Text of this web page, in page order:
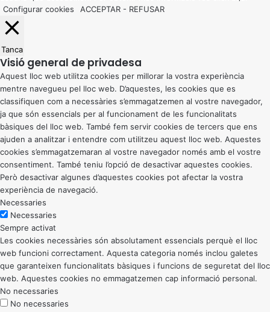
Configurar cookies
ACCEPTAR - REFUSAR
Tanca
Visió general de privadesa
Aquest lloc web utilitza cookies per millorar la vostra experiència
mentre navegueu pel lloc web. D’aquestes, les cookies que es
classifiquen com a necessàries s’emmagatzemen al vostre navegador,
ja que són essencials per al funcionament de les funcionalitats
bàsiques del lloc web. També fem servir cookies de tercers que ens
ajuden a analitzar i entendre com utilitzeu aquest lloc web. Aquestes
cookies s’emmagatzemaran al vostre navegador només amb el vostre
consentiment. També teniu l’opció de desactivar aquestes cookies.
Però desactivar algunes d’aquestes cookies pot afectar la vostra
experiència de navegació.
Necessaries
Necessaries
Sempre activat
Les cookies necessàries són absolutament essencials perquè el lloc
web funcioni correctament. Aquesta categoria només inclou galetes
que garanteixen funcionalitats bàsiques i funcions de seguretat del lloc
web. Aquestes cookies no emmagatzemen cap informació personal.
No necessaries
No necessaries